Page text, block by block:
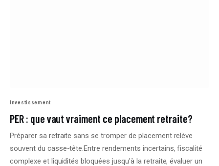
Investissement
PER : que vaut vraiment ce placement retraite?
Préparer sa retraite sans se tromper de placement relève
souvent du casse-tête.Entre rendements incertains, fiscalité
complexe et liquidités bloquées jusqu'à la retraite, évaluer un